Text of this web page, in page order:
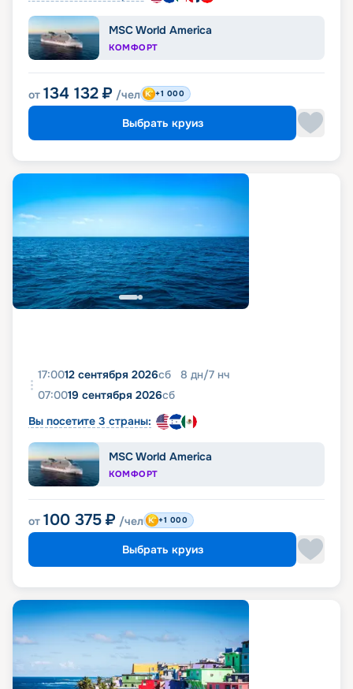
MSC World America
КОМФОРТ
от 134 132 ₽ /чел +1 000
Выбрать круиз
17:0012 сентября 2026сб 8 дн/7 нч
07:0019 сентября 2026сб
Вы посетите 3 страны:
MSC World America
КОМФОРТ
от 100 375 ₽ /чел +1 000
Выбрать круиз